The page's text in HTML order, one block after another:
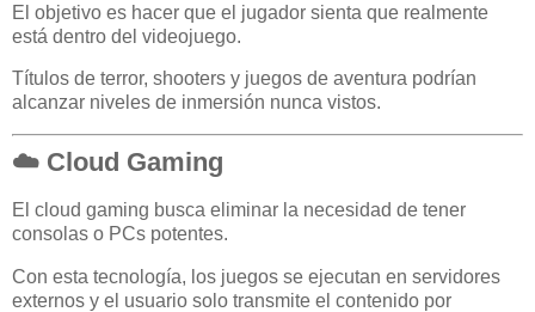
El objetivo es hacer que el jugador sienta que realmente
está dentro del videojuego.
Títulos de terror, shooters y juegos de aventura podrían
alcanzar niveles de inmersión nunca vistos.
☁️ Cloud Gaming
El cloud gaming busca eliminar la necesidad de tener
consolas o PCs potentes.
Con esta tecnología, los juegos se ejecutan en servidores
externos y el usuario solo transmite el contenido por